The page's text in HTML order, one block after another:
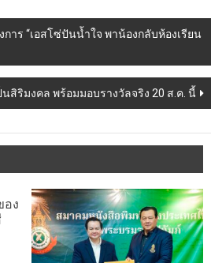
าร “เอสโซ่ปันน้ำใจ พาน้องกลับห้องเรียน
สิริมงคล พร้อมมอบรางวัลจริง 20 ส.ค. นี้
อง